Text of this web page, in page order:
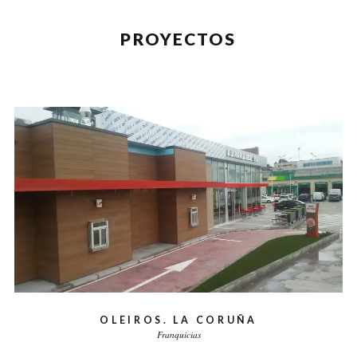
PROYECTOS
OLEIROS. LA CORUÑA
Franquicias